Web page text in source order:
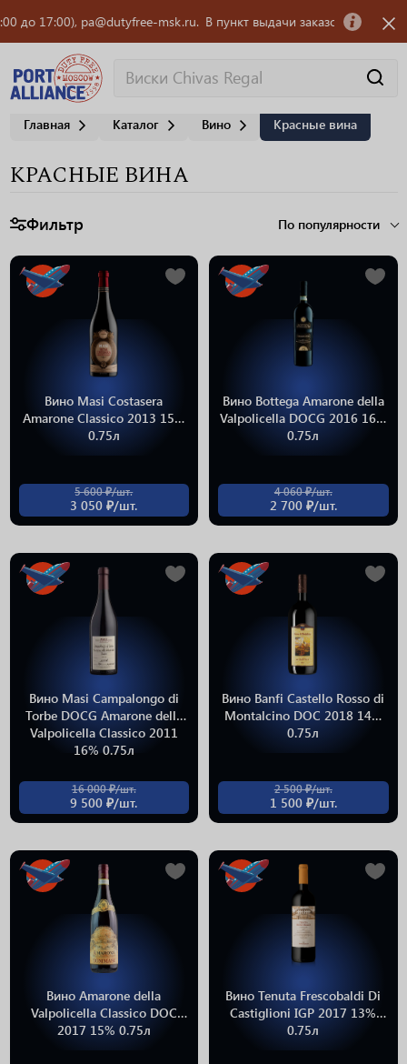
msk.ru. В пункт выдачи заказов OZON требуется
Главная Каталог Вино Красные вина
КРАСНЫЕ ВИНА
Фильтр По популярности
Вино Masi Costasera
Amarone Classico 2013 15%
0.75л
5 600 ₽/шт.
3 050 ₽/шт.
Вино Bottega Amarone della
Valpolicella DOCG 2016 16%
0.75л
4 060 ₽/шт.
2 700 ₽/шт.
Вино Masi Campalongo di
Torbe DOCG Amarone della
Valpolicella Classico 2011
16% 0.75л
16 000 ₽/шт.
9 500 ₽/шт.
Вино Banfi Castello Rosso di
Montalcino DOC 2018 14%
0.75л
2 500 ₽/шт.
1 500 ₽/шт.
Вино Amarone della
Valpolicella Classico DOC
2017 15% 0.75л
Вино Tenuta Frescobaldi Di
Castiglioni IGP 2017 13%
0.75л